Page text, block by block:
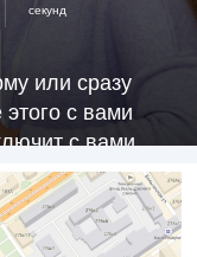
секунд
или сразу
с вами
с вами